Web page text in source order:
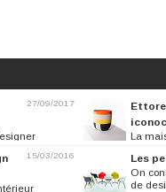
27/09/2017
La
15/03/2016
Les
On
de